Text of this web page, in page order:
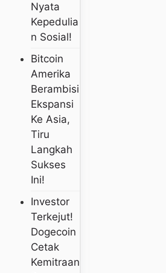
Nyata
Kepedulia
N Sosial!
Bitcoin
Amerika
Berambisi
Ekspansi
Ke Asia,
Tiru
Langkah
Sukses
Ini!
Investor
Terkejut!
Dogecoin
Cetak
Kemitraan